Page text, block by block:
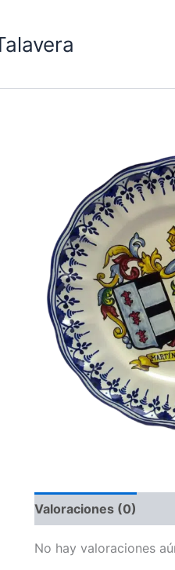
Valoraciones (0)
No hay valoraciones